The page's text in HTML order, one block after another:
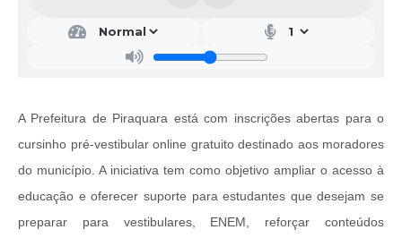
A Prefeitura de Piraquara está com inscrições abertas para o
cursinho pré-vestibular online gratuito destinado aos moradores
do município. A iniciativa tem como objetivo ampliar o acesso à
educação e oferecer suporte para estudantes que desejam se
preparar para vestibulares, ENEM, reforçar conteúdos